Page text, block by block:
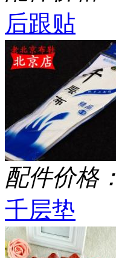
后跟贴
配件价格：
千层垫